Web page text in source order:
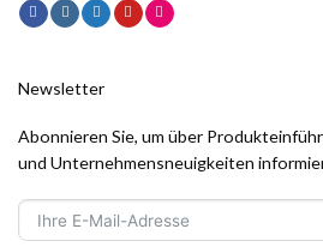
Newsletter
Abonnieren Sie, um über
und Unternehmensneuigkeiten